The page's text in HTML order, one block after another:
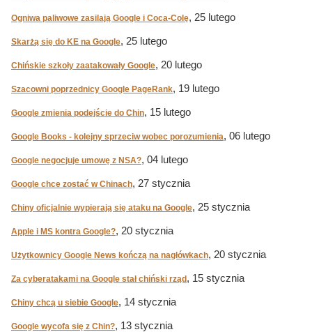
Ogniwa paliwowe zasilają Google i Coca-Colę, 25 lutego
Skarżą się do KE na Google, 25 lutego
Chińskie szkoły zaatakowały Google, 20 lutego
Szacowni poprzednicy Google PageRank, 19 lutego
Google zmienia podejście do Chin, 15 lutego
Google Books - kolejny sprzeciw wobec porozumienia, 06 lutego
Google negocjuje umowę z NSA?, 04 lutego
Google chce zostać w Chinach, 27 stycznia
Chiny oficjalnie wypierają się ataku na Google, 25 stycznia
Apple i MS kontra Google?, 20 stycznia
Użytkownicy Google News kończą na nagłówkach, 20 stycznia
Za cyberatakami na Google stał chiński rząd , 15 stycznia
Chiny chcą u siebie Google, 14 stycznia
Google wycofa się z Chin?, 13 stycznia